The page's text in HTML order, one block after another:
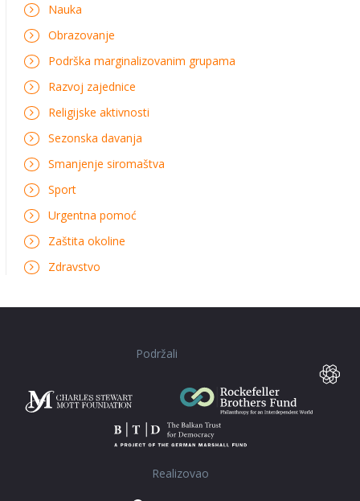
Nauka
Obrazovanje
Podrška marginalizovanim grupama
Razvoj zajednice
Religijske aktivnosti
Sezonska davanja
Smanjenje siromaštva
Sport
Urgentna pomoć
Zaštita okoline
Zdravstvo
Podržali
Realizovao